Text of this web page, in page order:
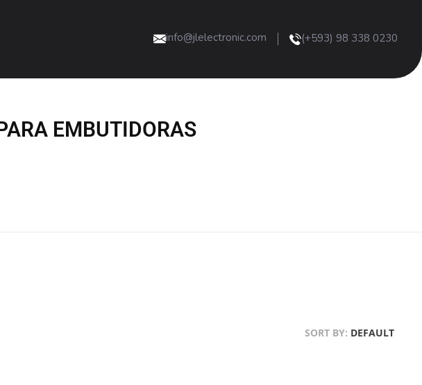
info@jlelectronic.com (+593) 98 338 0230
EMBUTIDORAS
SORT BY: DEFAULT